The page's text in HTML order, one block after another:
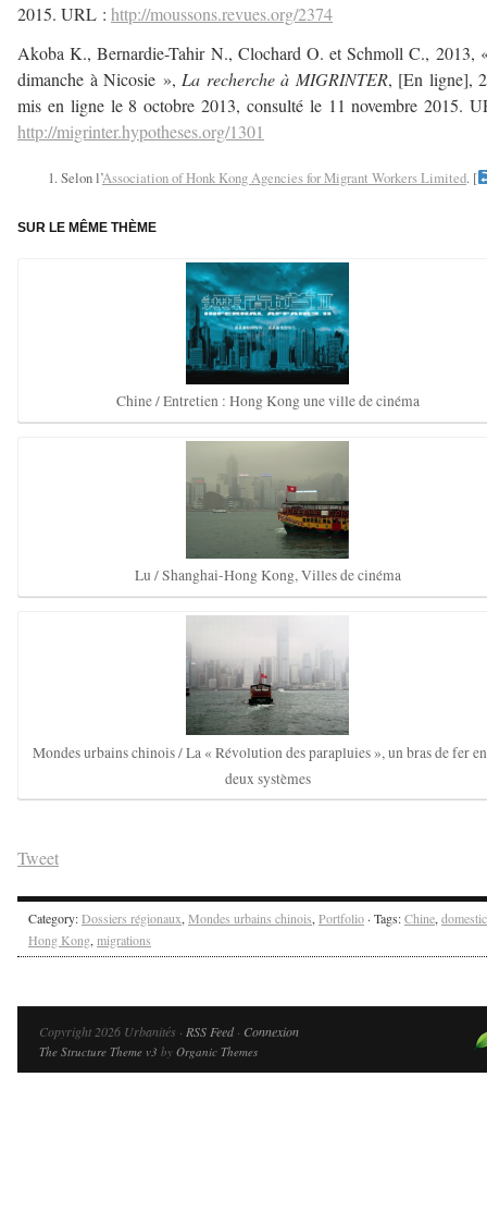
2015. URL : http://moussons.revues.org/2374
Akoba K., Bernardie-Tahir N., Clochard O. et Schmoll C., 2013,
dimanche à Nicosie », La recherche à MIGRINTER, [En ligne],
mis en ligne le 8 octobre 2013, consulté le 11 novembre 2015.
http://migrinter.hypotheses.org/1301
Selon l’Association of Honk Kong Agencies for Migrant Workers Limited. [
SUR LE MÊME THÈME
Chine / Entretien : Hong Kong une ville de cinéma
Lu / Shanghai-Hong Kong, Villes de cinéma
Mondes urbains chinois / La « Révolution des parapluies », un bras de fer
deux systèmes
Tweet
Category:Dossiers régionaux,Mondes urbains chinois,Portfolio · Tags:Chine,
Hong Kong,migrations
Copyright 2026 Urbanités · RSS Feed· Connexion
The Structure Theme v3 by Organic Themes